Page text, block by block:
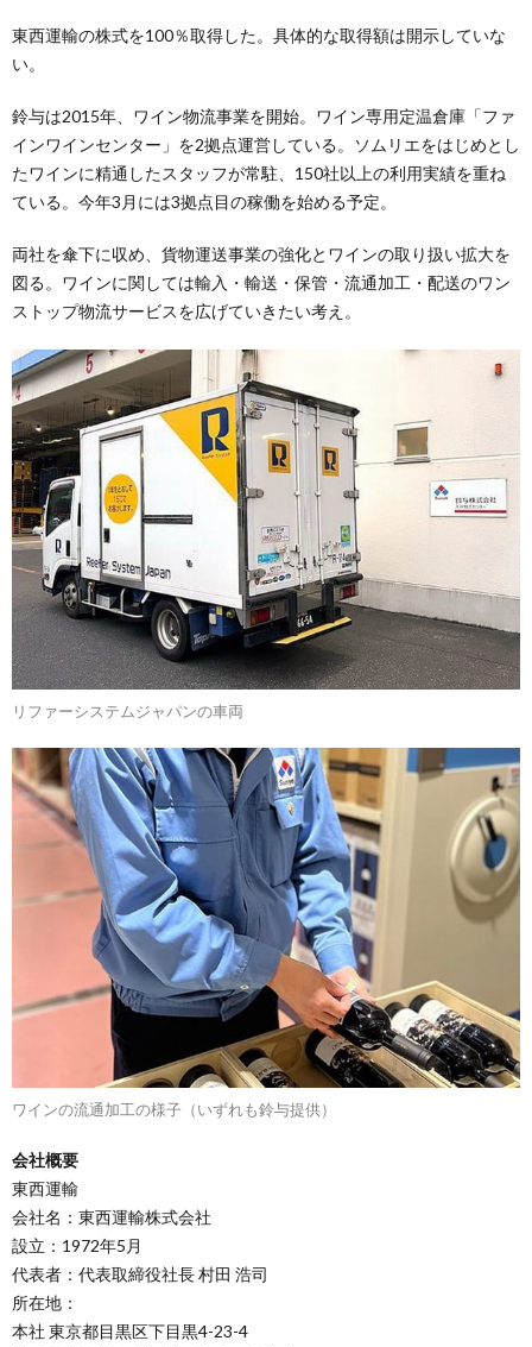
東西運輸の株式を100％取得した。具体的な取得額は開示していな
い。
鈴与は2015年、ワイン物流事業を開始。ワイン専用定温倉庫「ファ
インワインセンター」を2拠点運営している。ソムリエをはじめとし
たワインに精通したスタッフが常駐、150社以上の利用実績を重ね
ている。今年3月には3拠点目の稼働を始める予定。
両社を傘下に収め、貨物運送事業の強化とワインの取り扱い拡大を
図る。ワインに関しては輸入・輸送・保管・流通加工・配送のワン
ストップ物流サービスを広げていきたい考え。
リファーシステムジャパンの車両
ワインの流通加工の様子（いずれも鈴与提供）
会社概要
東西運輸
会社名：東西運輸株式会社
設立：1972年5月
代表者：代表取締役社長 村田 浩司
所在地：
本社 東京都目黒区下目黒4-23-4